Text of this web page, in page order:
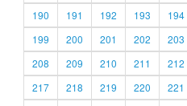
190
191 192 193 194
199
200 201 202 203
208
209 210 211 212
217
218 219 220 221